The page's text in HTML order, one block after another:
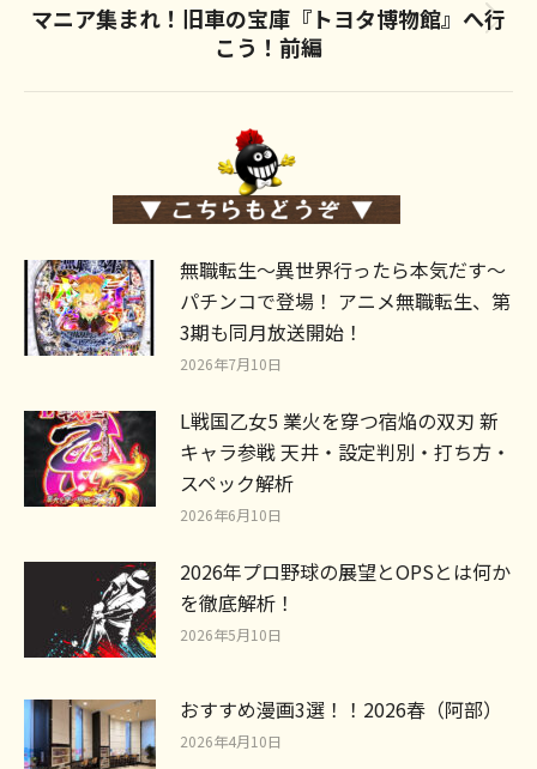
Next
post:
マニア集まれ！旧車の宝庫『トヨタ博物館』へ行
こう！前編
無職転生～異世界行ったら本気だす～
パチンコで登場！ アニメ無職転生、第
3期も同月放送開始！
2026年7月10日
L戦国乙女5 業火を穿つ宿焔の双刃 新
キャラ参戦 天井・設定判別・打ち方・
スペック解析
2026年6月10日
2026年プロ野球の展望とOPSとは何か
を徹底解析！
2026年5月10日
おすすめ漫画3選！！2026春（阿部）
2026年4月10日